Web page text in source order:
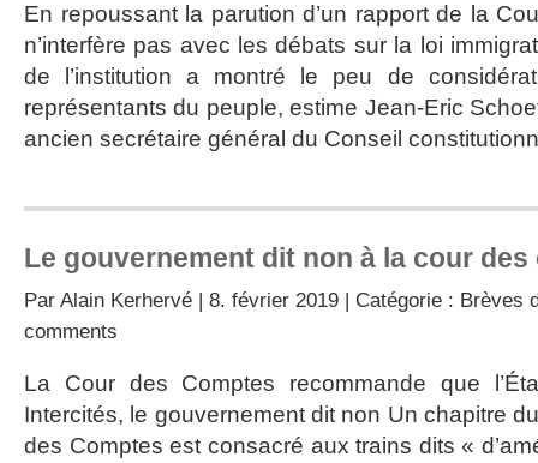
En repoussant la parution d’un rapport de la
n’interfère pas avec les débats sur la loi
de l’institution a montré le peu de
représentants du peuple, estime Jean-Eric
ancien secrétaire général du Conseil
Le gouvernement dit non à la cour des
Par Alain Kerhervé | 8. février 2019 | Catégorie : Brèves
comments
La Cour des Comptes recommande que
Intercités, le gouvernement dit non Un chapitre
des Comptes est consacré aux trains dits «